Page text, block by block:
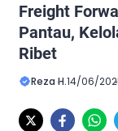
Freight
Pantau,
Ribet
Reza H.14/06/